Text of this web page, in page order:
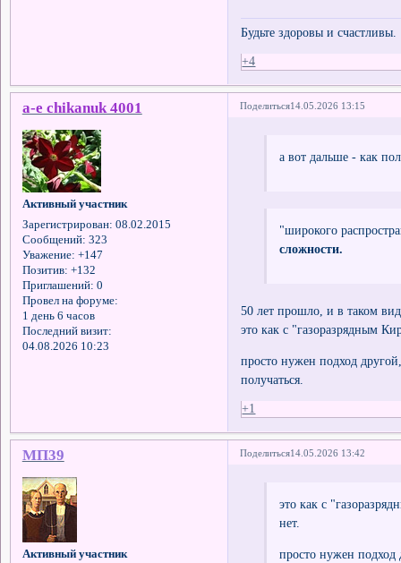
Будьте здоровы и счастливы.
+4
Поделиться14.05.2026 13:15
a-e chikanuk 4001
Активный участник
Зарегистрирован: 08.02.2015
Сообщений: 323
Уважение: +147
Позитив: +132
Приглашений: 0
Провел на форуме:
1 день 6 часов
Последний визит:
04.08.2026 10:23
а вот дальше - как
"широкого
сложности.
50 лет прошло, и в таком
это как с "газоразрядным
просто нужен подход
получаться.
+1
Поделиться14.05.2026 13:42
МП39
Активный участник
это как с
нет.
просто нужен подход